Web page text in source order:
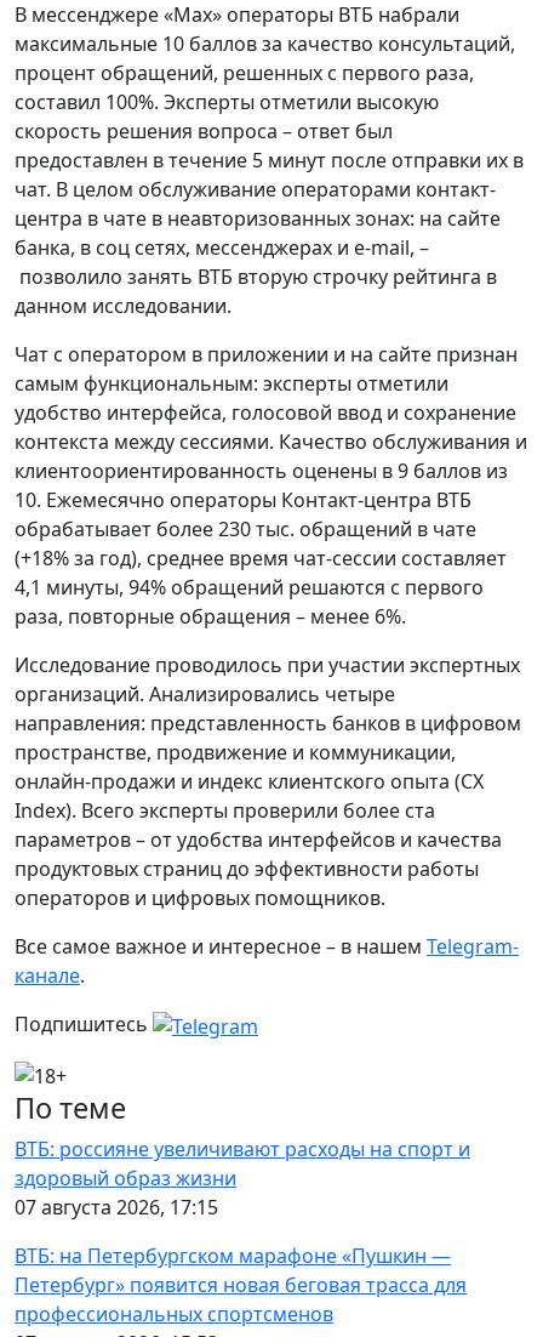
В мессенджере «Мах» операторы ВТБ набрали
максимальные 10 баллов за качество консультаций,
процент обращений, решенных с первого раза,
составил 100%. Эксперты отметили высокую
скорость решения вопроса – ответ был
предоставлен в течение 5 минут после отправки их в
чат. В целом обслуживание операторами контакт-
центра в чате в неавторизованных зонах: на сайте
банка, в соц сетях, мессенджерах и e-mail, –
позволило занять ВТБ вторую строчку рейтинга в
данном исследовании.
Чат с оператором в приложении и на сайте признан
самым функциональным: эксперты отметили
удобство интерфейса, голосовой ввод и сохранение
контекста между сессиями. Качество обслуживания и
клиентоориентированность оценены в 9 баллов из
10. Ежемесячно операторы Контакт-центра ВТБ
обрабатывает более 230 тыс. обращений в чате
(+18% за год), среднее время чат-сессии составляет
4,1 минуты, 94% обращений решаются с первого
раза, повторные обращения – менее 6%.
Исследование проводилось при участии экспертных
организаций. Анализировались четыре
направления: представленность банков в цифровом
пространстве, продвижение и коммуникации,
онлайн-продажи и индекс клиентского опыта (CX
Index). Всего эксперты проверили более ста
параметров – от удобства интерфейсов и качества
продуктовых страниц до эффективности работы
операторов и цифровых помощников.
Все самое важное и интересное – в нашем Telegram-
канале.
Подпишитесь
По теме
ВТБ: россияне увеличивают расходы на спорт и
здоровый образ жизни
07 августа 2026, 17:15
ВТБ: на Петербургском марафоне «Пушкин —
Петербург» появится новая беговая трасса для
профессиональных спортсменов